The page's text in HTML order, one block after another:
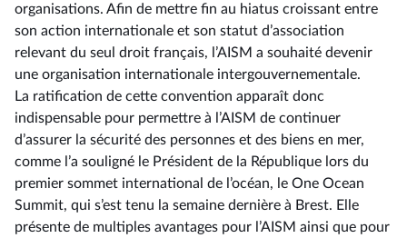
organisations. Afin de mettre fin au hiatus croissant entre
son action internationale et son statut d’association
relevant du seul droit français, l’AISM a souhaité devenir
une organisation internationale intergouvernementale.
La ratification de cette convention apparaît donc
indispensable pour permettre à l’AISM de continuer
d’assurer la sécurité des personnes et des biens en mer,
comme l’a souligné le Président de la République lors du
premier sommet international de l’océan, le One Ocean
Summit, qui s’est tenu la semaine dernière à Brest. Elle
présente de multiples avantages pour l’AISM ainsi que pour